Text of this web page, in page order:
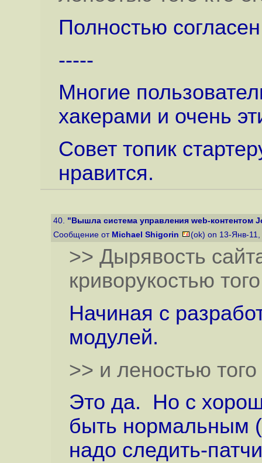
Полностью
-----
Многие
хакерами и очень
Совет топик
нравится.
40. "Вышла система управления web-контентом
Сообщение от Michael Shigorin (ok) on 13-Янв-
>> Дырявость
криворукостью
Начиная с
модулей.
>> и леностью
Это да. Но с
быть нормальным
надо следить-